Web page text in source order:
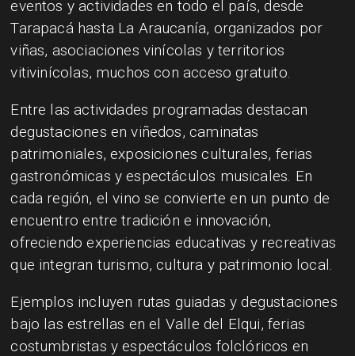
eventos y actividades en todo el país, desde
Tarapacá hasta La Araucanía, organizados por
viñas, asociaciones vinícolas y territorios
vitivinícolas, muchos con acceso gratuito.
Entre las actividades programadas destacan
degustaciones en viñedos, caminatas
patrimoniales, exposiciones culturales, ferias
gastronómicas y espectáculos musicales. En
cada región, el vino se convierte en un punto de
encuentro entre tradición e innovación,
ofreciendo experiencias educativas y recreativas
que integran turismo, cultura y patrimonio local.
Ejemplos incluyen rutas guiadas y degustaciones
bajo las estrellas en el Valle del Elqui, ferias
costumbristas y espectáculos folclóricos en